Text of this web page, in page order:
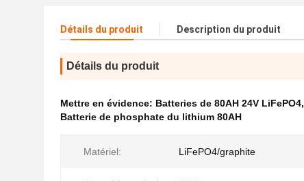
Détails du produit Description du produit
Détails du produit
Mettre en évidence: Batteries de 80AH 24V LiFePO4,
Batterie de phosphate du lithium 80AH
Matériel: LiFePO4/graphite